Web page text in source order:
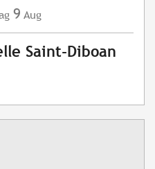
9 Aug
Saint-Diboan